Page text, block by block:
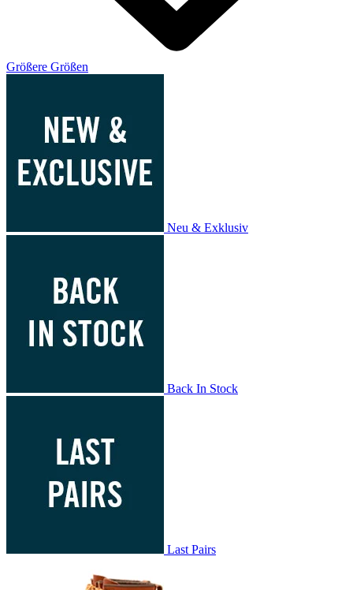
Größere Größen
Neu & Exklusiv
Back In Stock
Last Pairs